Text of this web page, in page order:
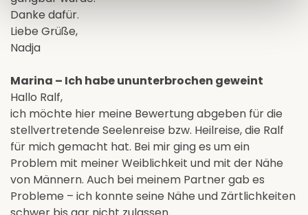
Danke dafür.
Liebe Grüße,
Nadja
Marina – Ich habe ununterbrochen geweint
Hallo Ralf,
ich möchte hier meine Bewertung abgeben für die
stellvertretende Seelenreise bzw. Heilreise, die Ralf
für mich gemacht hat. Bei mir ging es um ein
Problem mit meiner Weiblichkeit und mit der Nähe
von Männern. Auch bei meinem Partner gab es
Probleme – ich konnte seine Nähe und Zärtlichkeiten